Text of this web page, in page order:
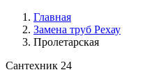
Главная
Замена труб Рехау
Пролетарская
Сантехник 24